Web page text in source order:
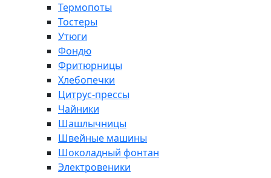
Термопоты
Тостеры
Утюги
Фондю
Фритюрницы
Хлебопечки
Цитрус-прессы
Чайники
Шашлычницы
Швейные машины
Шоколадный фонтан
Электровеники